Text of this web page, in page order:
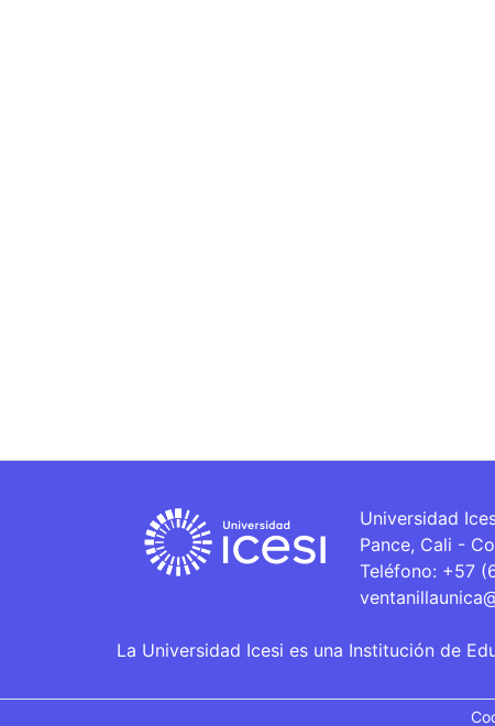
Universidad
Pance, Cali -
Teléfono: +57
La Universidad Icesi es una Institución de